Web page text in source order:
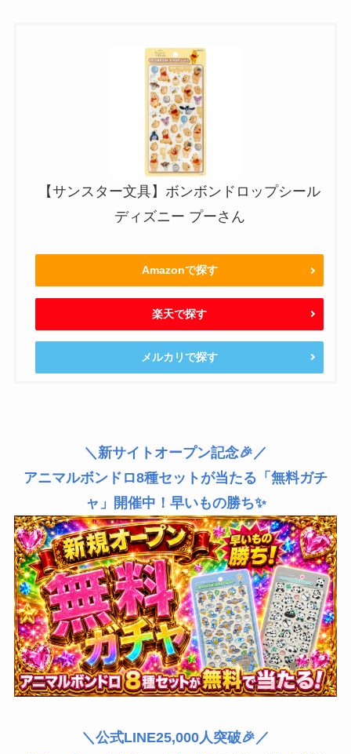
【サンスター文具】ボンボンドロップシール
ディズニー プーさん
Amazonで探す
楽天で探す
メルカリで探す
＼新サイトオープン記念🎉／
アニマルボンドロ8種セットが当たる「無料ガチ
ャ」開催中！早いもの勝ち✨
＼公式LINE25,000人突破🎉／